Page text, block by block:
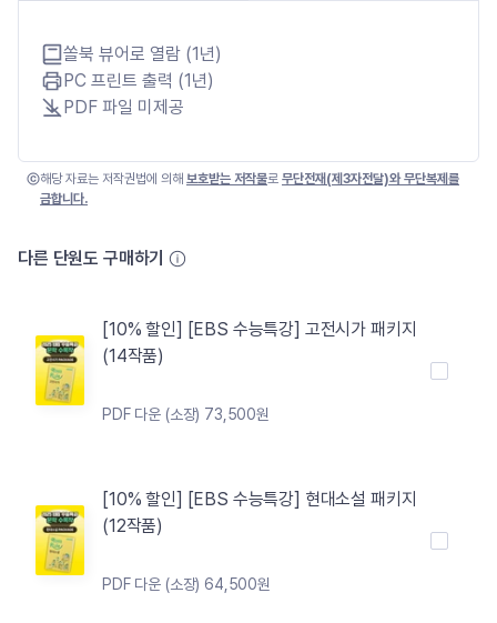
쏠북 뷰어로 열람 (1년)
PC 프린트 출력 (1년)
PDF 파일 미제공
해당 자료는 저작권법에 의해 보호받는 저작물로 무단전재(제3자전달)와 무단복제를
금합니다.
다른 단원도 구매하기
[10% 할인] [EBS 수능특강] 고전시가 패키지
(14작품)
PDF 다운 (소장) 73,500원
[10% 할인] [EBS 수능특강] 현대소설 패키지
(12작품)
PDF 다운 (소장) 64,500원